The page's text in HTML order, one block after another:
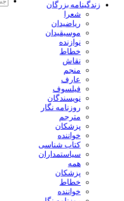
زندگینامه بزرگان
شعرا
ریاضیدان
موسیقیدان
نوازنده
خطاط
نقاش
منجم
عارف
فیلسوف
نویسندگان
روزنامه نگار
مترجم
پزشکان
خواننده
کتاب شناسی
سیاستمداران
همه
پزشکان
خطاط
خواننده